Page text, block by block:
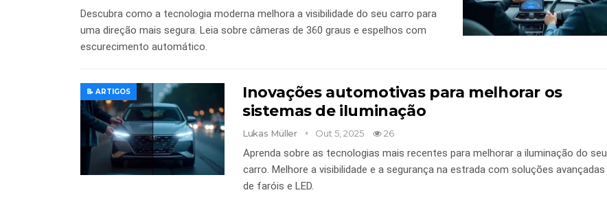
Descubra como a tecnologia moderna melhora a visibilidade do seu carro para
uma direção mais segura. Leia sobre câmeras de 360 ​​graus e espelhos com
escurecimento automático.
📝 ARTIGOS
Inovações automotivas para melhorar os
sistemas de iluminação
Lukas Müller Out 5, 2025 26
Aprenda sobre as tecnologias mais recentes para melhorar a iluminação do seu
carro. Melhore a visibilidade e a segurança na estrada com soluções avançadas
de faróis e LED.